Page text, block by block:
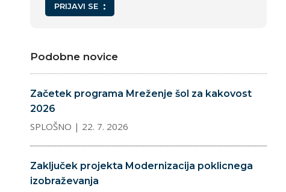
PRIJAVI SE
Podobne novice
Začetek programa Mreženje šol za kakovost
2026
SPLOŠNO | 22. 7. 2026
Zaključek projekta Modernizacija poklicnega
izobraževanja